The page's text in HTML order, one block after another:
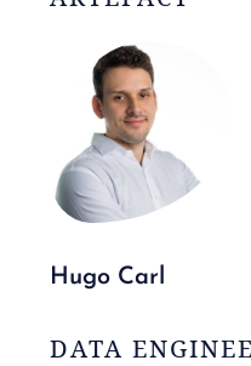
Hugo Carl
DATA